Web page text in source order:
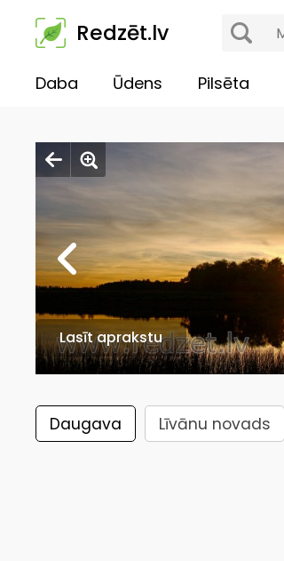
Redzēt.lv
Daba Ūdens Pilsēta
Lasīt aprakstu
Daugava Līvānu novads